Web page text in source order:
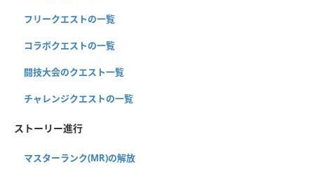
フリークエストの一覧
コラボクエストの一覧
闘技大会のクエスト一覧
チャレンジクエストの一覧
ストーリー進行
マスターランク(MR)の解放